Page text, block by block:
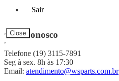
Sair
Close
Fale Conosco
Telefone (19) 3115-7891
Seg à sex. 8h às 17:30
Email: atendimento@wsparts.com.br